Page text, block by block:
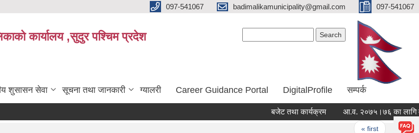
097-541067 badimalikamunicipality@gmail.com 097-541067
कार्यालय ,सुदुर पश्चिम प्रदेश
शुसासन सेवा सूचना तथा जानकारी ग्यालरी Career Guidance Portal DigitalProfile सम्पर्क
बजेट तथा कार्यक्रम आ.व. २०७५।७६ का लागि
« first ‹